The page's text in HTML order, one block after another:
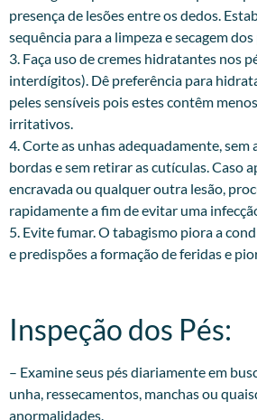
presença de lesões entre os dedos.
sequência para a limpeza e secagem dos
3. Faça uso de cremes hidratantes nos
interdígitos). Dê preferência para
peles sensíveis pois estes contêm
irritativos.
4. Corte as unhas adequadamente, sem
bordas e sem retirar as cutículas. Caso
encravada ou qualquer outra lesão,
rapidamente a fim de evitar uma
5. Evite fumar. O tabagismo piora a
e predispões a formação de feridas e
Inspeção dos Pés:​
– Examine seus pés diariamente em
unha, ressecamentos, manchas ou
anormalidades.